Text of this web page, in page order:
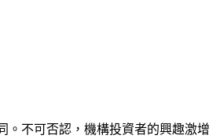
。不可否認，機構投資者的興趣激增